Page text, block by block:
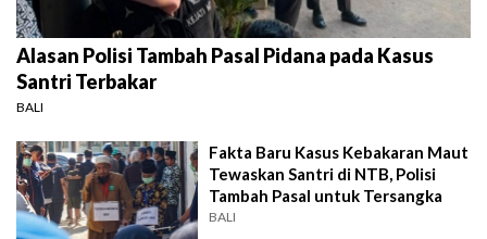
Alasan Polisi Tambah Pasal Pidana pada Kasus
Santri Terbakar
BALI
Fakta Baru Kasus Kebakaran Maut
Tewaskan Santri di NTB, Polisi
Tambah Pasal untuk Tersangka
BALI